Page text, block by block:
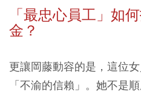
「最忠心員工」如
金？
更讓岡藤動容的是，這位
「不渝的信賴」。她不是